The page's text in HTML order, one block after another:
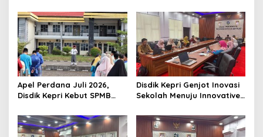
H, Ajak Masyarakat Terus
Hidupkan Syiar Islam
Nasional RANA
Apel Perdana Juli 2026,
Disdik Kepri Kebut SPMB
Disdik Kepri Genjot Inovasi
Sekolah Menuju Innovative